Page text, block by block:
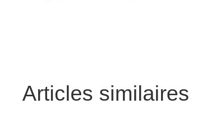
Articles similaires